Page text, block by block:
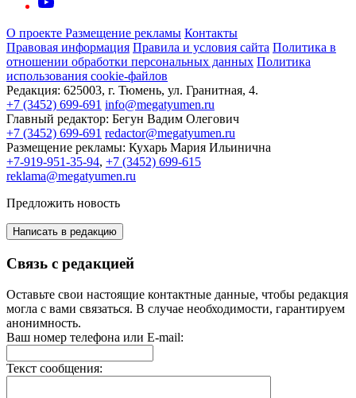
О проекте Размещение рекламы Контакты
Правовая информация Правила и условия сайта Политика в
отношении обработки персональных данных Политика
использования cookie-файлов
Редакция: 625003, г. Тюмень, ул. Гранитная, 4.
+7 (3452) 699-691 info@megatyumen.ru
Главный редактор: Бегун Вадим Олегович
+7 (3452) 699-691 redactor@megatyumen.ru
Размещение рекламы: Кухарь Мария Ильинична
+7-919-951-35-94, +7 (3452) 699-615
reklama@megatyumen.ru
Предложить новость
Написать в редакцию
Связь с редакцией
Оставьте свои настоящие контактные данные, чтобы редакция
могла с вами связаться. В случае необходимости, гарантируем
анонимность.
Ваш номер телефона или E-mail:
Текст сообщения: